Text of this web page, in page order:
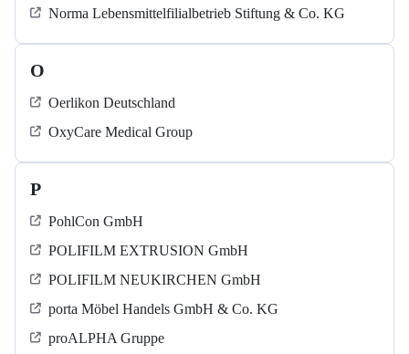
Norma Lebensmittelfilialbetrieb Stiftung & Co. KG
O
Oerlikon Deutschland
OxyCare Medical Group
P
PohlCon GmbH
POLIFILM EXTRUSION GmbH
POLIFILM NEUKIRCHEN GmbH
porta Möbel Handels GmbH & Co. KG
proALPHA Gruppe